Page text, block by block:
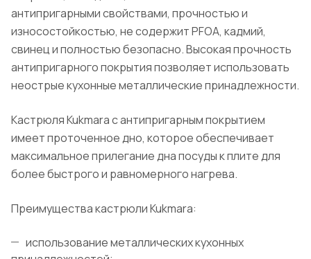
антипригарными свойствами, прочностью и
износостойкостью, не содержит PFOA, кадмий,
свинец и полностью безопасно. Высокая прочность
антипригарного покрытия позволяет использовать
неострые кухонные металлические принадлежности.
Кастрюля Kukmara с антипригарным покрытием
имеет проточенное дно, которое обеспечивает
максимальное прилегание дна посуды к плите для
более быстрого и равномерного нагрева.
Преимущества кастрюли Kukmara:
использование металлических кухонных